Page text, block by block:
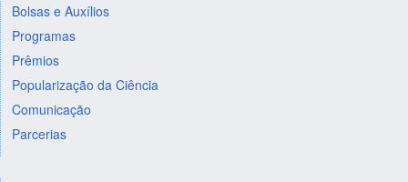
Bolsas e Auxílios
Programas
Prêmios
Popularização da Ciência
Comunicação
Parcerias